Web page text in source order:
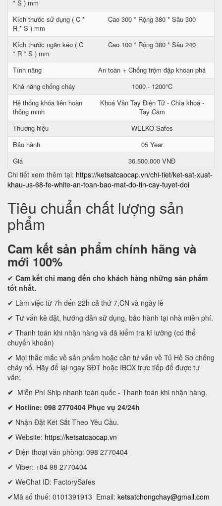
* S ) mm
Kích thước sử dụng ( C *
R * S ) mm
Cao 300 * Rộng 380 * Sâu 300
Kích thước ngăn kéo ( C
* R * S ) mm
Cao 100 * Rộng 380 * Sâu 240
Tính năng
An toàn + Chống trộm đập khoan phá
Khả năng chống cháy
1000 - 1200°C
Hệ thống khóa liên hoàn
thông minh
Khoá Vân Tay Điện Tử - Chìa khoá -
Tay Cầm
Thương hiệu
WELKO Safes
Bảo hành
05 Year
Giá
36.500.000 VNĐ
Chi tiết xem thêm tại: https://ketsatcaocap.vn/chi-tiet/ket-sat-xuat-
khau-us-68-fe-white-an-toan-bao-mat-do-tin-cay-tuyet-doi
Tiêu chuẩn chất lượng sản
phẩm
Cam kết sản phẩm chính hãng và
mới 100%
✔ Cam kết chỉ mang đến cho khách hàng những sản phẩm
tốt nhất.
✔ Làm việc từ 7h đến 22h cả thứ 7,CN và ngày lễ
✔ Tư vấn kê đặt, hướng dẫn sử dụng, bảo hành tại nhà miễn phí.
✔ Thanh toán khi nhận hàng và đã kiểm tra kĩ lưỡng (có thể
chuyển khoản)
✔ Mọi thắc mắc về sản phẩm hoặc cần tư vấn về Tủ Hồ Sơ chống
cháy nổ. Hãy để lại ngay SĐT hoặc IBOX trực tiếp để được tư
vấn.
✔ Miễn Phí Ship nhanh toàn quốc - Thanh toán khi nhận hàng.
✔ Hotline: 098 2770404 Phục vụ 24/24h
✔ Nhận Đặt Két Sắt Theo Yêu Cầu.
✔ Website: https://ketsatcaocap.vn
✔ Điện thoại văn phòng: 098 2770404
✔ Viber: +84 98 2770404
✔ WeChat ID: FactorySafes
✔Mã số thuế: 0101391913 Email: ketsatchongchay@gmail.com